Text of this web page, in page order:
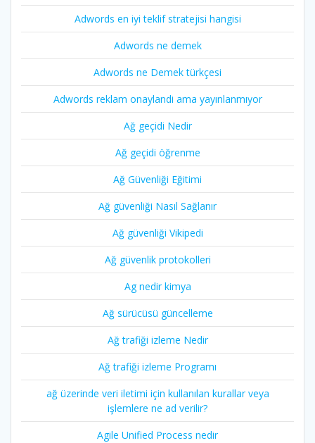
Adwords en iyi teklif stratejisi hangisi
Adwords ne demek
Adwords ne Demek türkçesi
Adwords reklam onaylandi ama yayınlanmıyor
Ağ geçidi Nedir
Ağ geçidi öğrenme
Ağ Güvenliği Eğitimi
Ağ güvenliği Nasıl Sağlanır
Ağ güvenliği Vikipedi
Ağ güvenlik protokolleri
Ag nedir kimya
Ağ sürücüsü güncelleme
Ağ trafiği izleme Nedir
Ağ trafiği izleme Programı
ağ üzerinde veri iletimi için kullanılan kurallar veya
işlemlere ne ad verilir?
Agile Unified Process nedir